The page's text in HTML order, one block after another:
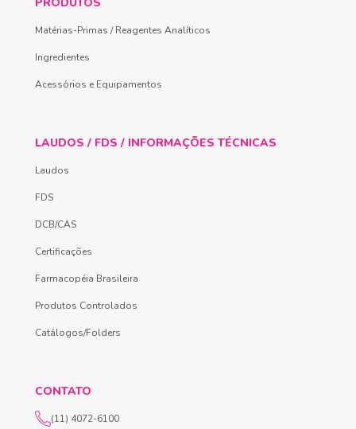
Matérias-Primas / Reagentes Analíticos
Ingredientes
Acessórios e Equipamentos
LAUDOS / FDS / INFORMAÇÕES TÉCNICAS
Laudos
FDS
DCB/CAS
Certificações
Farmacopéia Brasileira
Produtos Controlados
Catálogos/Folders
CONTATO
(11) 4072-6100